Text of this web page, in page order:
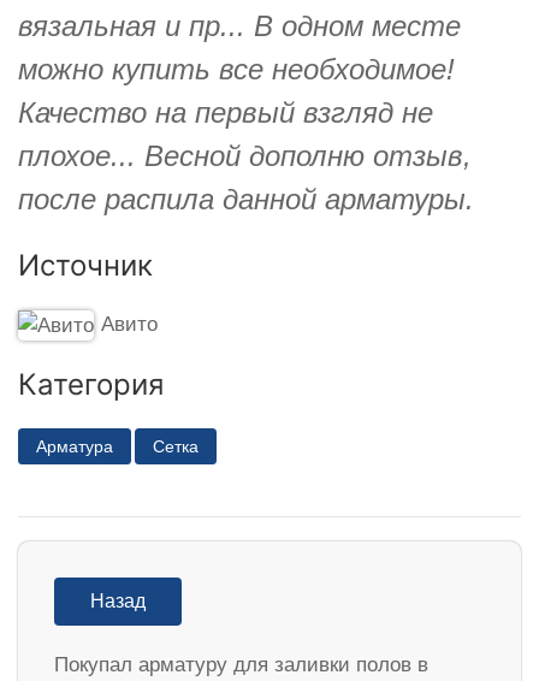
вязальная и пр... В одном месте
можно купить все необходимое!
Качество на первый взгляд не
плохое... Весной дополню отзыв,
после распила данной арматуры.
Источник
Авито
Категория
Арматура Сетка
Назад
Покупал арматуру для заливки полов в